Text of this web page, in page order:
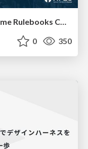
Rethinking IFUs: What Board Game Rulebooks Contribute to IFU Usability
0 350